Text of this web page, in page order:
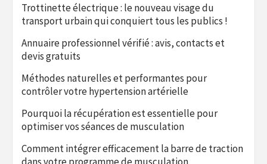
Trottinette électrique : le nouveau visage du
transport urbain qui conquiert tous les publics !
Annuaire professionnel vérifié : avis, contacts et
devis gratuits
Méthodes naturelles et performantes pour
contrôler votre hypertension artérielle
Pourquoi la récupération est essentielle pour
optimiser vos séances de musculation
Comment intégrer efficacement la barre de traction